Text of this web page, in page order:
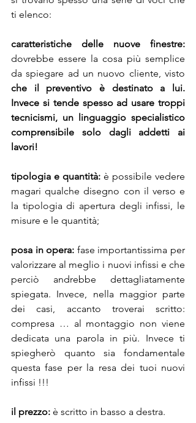
ti elenco:
caratteristiche delle nuove finestre:
dovrebbe essere la cosa più semplice
che il preventivo è destinato a lui.
Invece si tende spesso ad usare troppi
tecnicismi, un linguaggio specialistico
comprensibile solo dagli addetti ai
lavori!
tipologia e quantità: è possibile vedere
magari qualche disegno con il verso e
la tipologia di apertura degli infissi, le
misure e le quantità;
posa in opera: fase importantissima per
valorizzare al meglio i nuovi infissi e che
perciò andrebbe dettagliatamente
spiegata. Invece, nella maggior parte
dei casi, accanto troverai scritto:
compresa … al montaggio non viene
dedicata una parola in più. Invece ti
spiegherò quanto sia fondamentale
questa fase per la resa dei tuoi nuovi
infissi !!!
il prezzo: è scritto in basso a destra.